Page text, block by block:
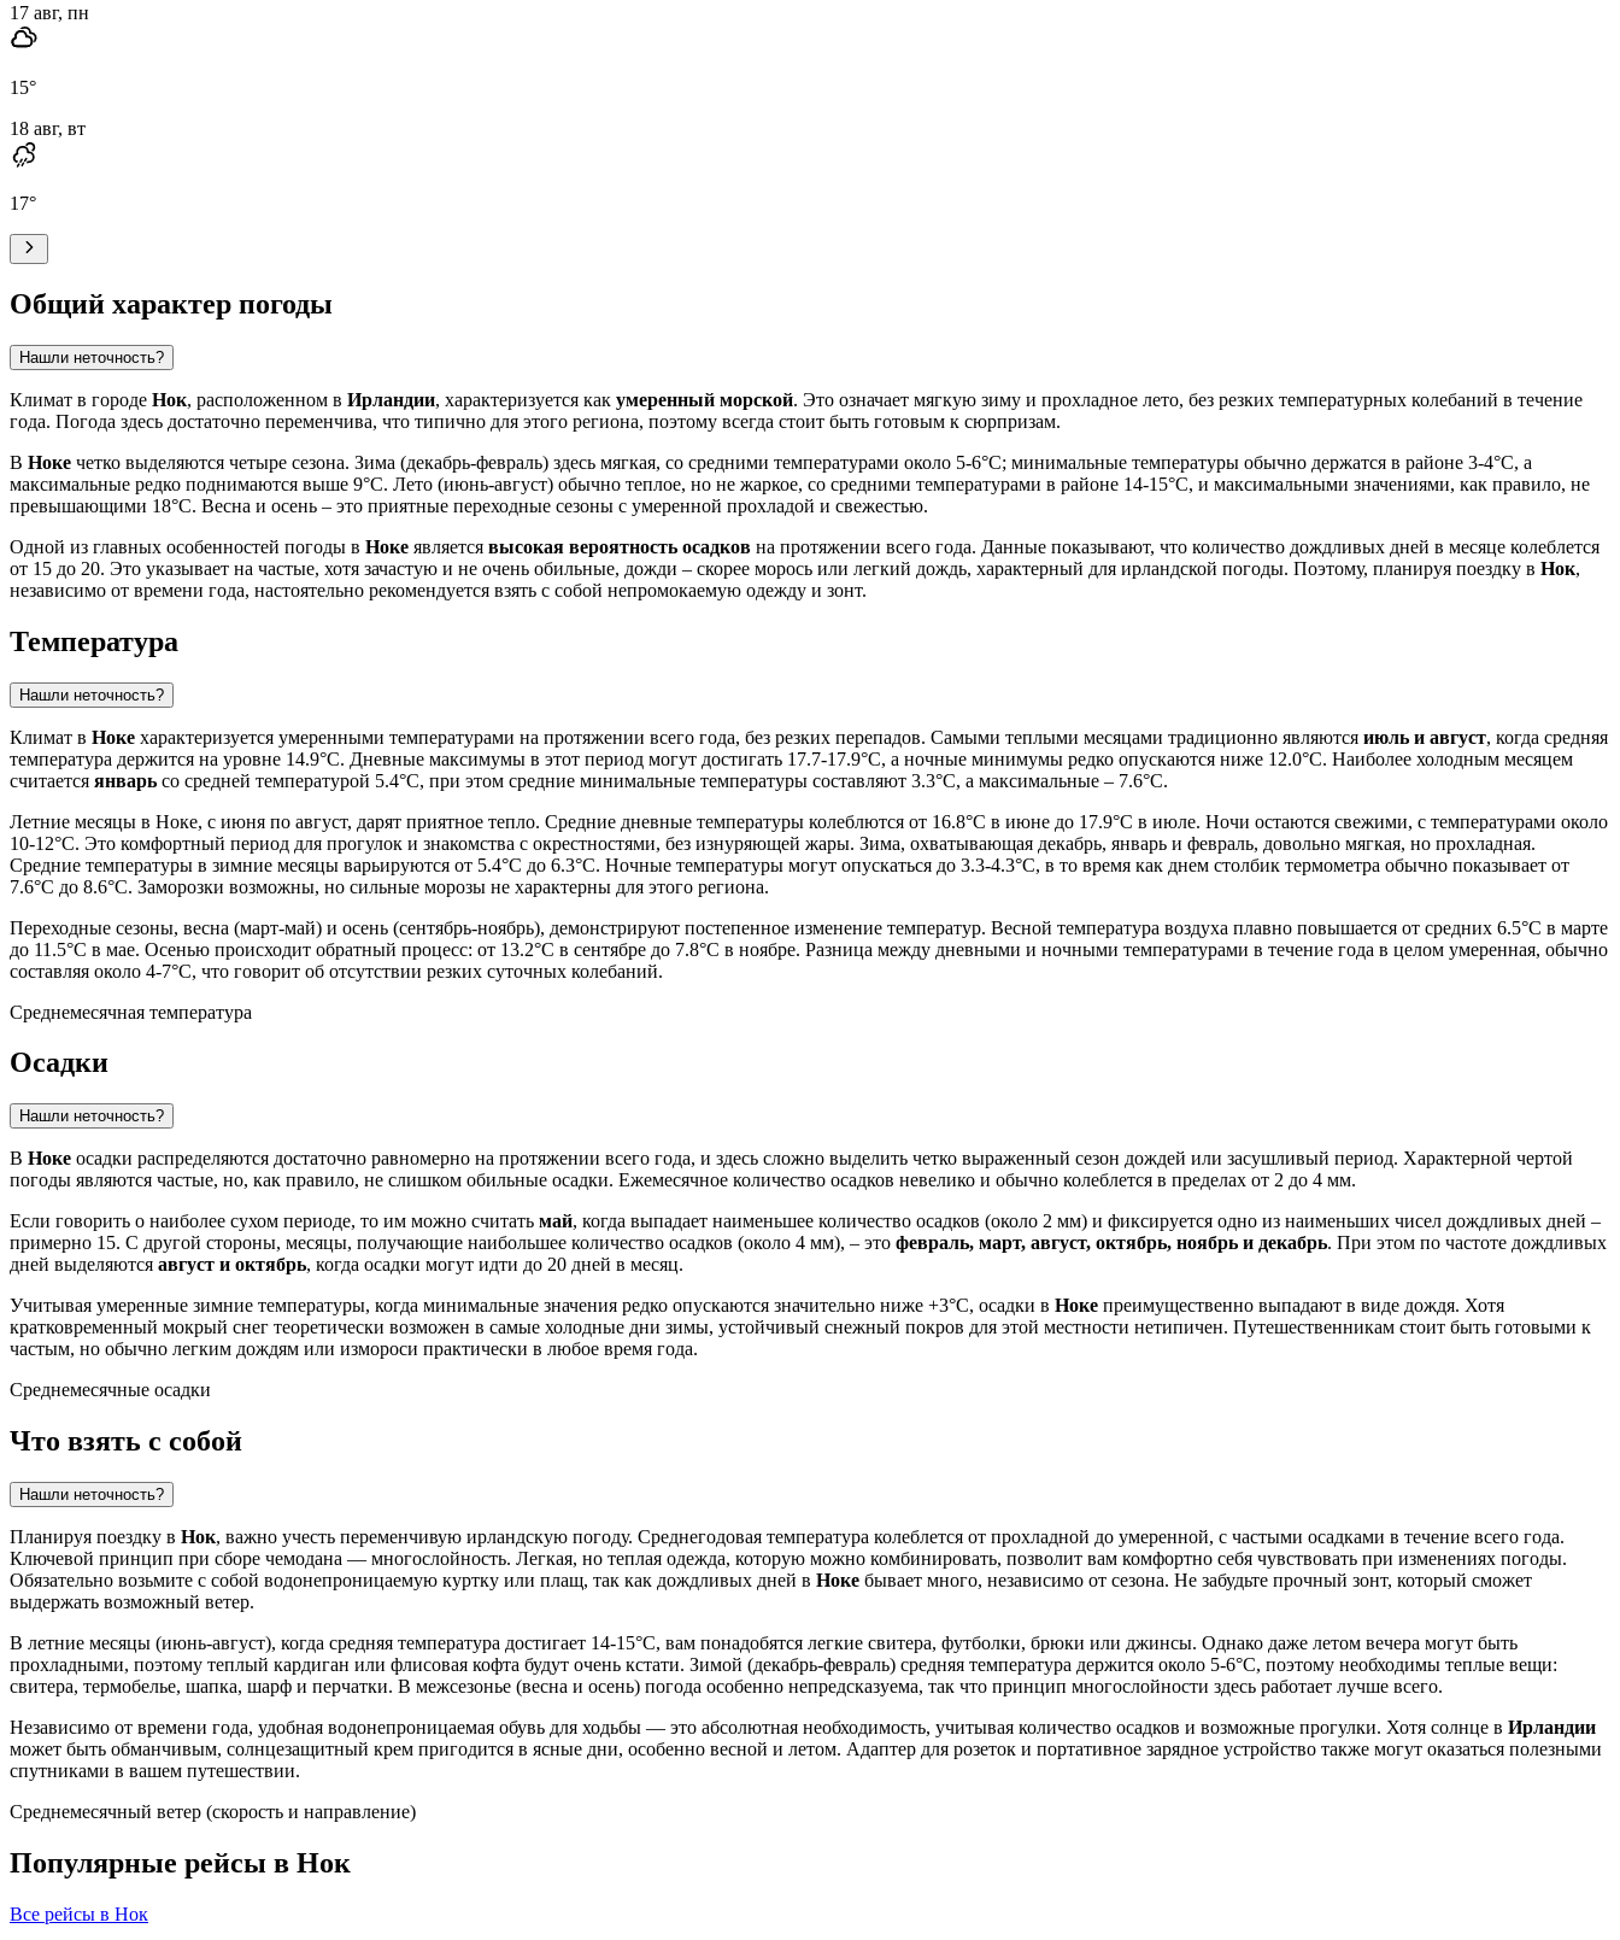
17 авг, пн
15°
18 авг, вт
17°
Общий характер погоды
Нашли неточность?
Климат в городе Нок, расположенном в Ирландии, характеризуется как умеренный морской. Это означает мягкую зиму и прохладное лето, без резких температурных колебаний в течение
года. Погода здесь достаточно переменчива, что типично для этого региона, поэтому всегда стоит быть готовым к сюрпризам.
В Ноке четко выделяются четыре сезона. Зима (декабрь-февраль) здесь мягкая, со средними температурами около 5-6°C; минимальные температуры обычно держатся в районе 3-4°C, а
максимальные редко поднимаются выше 9°C. Лето (июнь-август) обычно теплое, но не жаркое, со средними температурами в районе 14-15°C, и максимальными значениями, как правило, не
превышающими 18°C. Весна и осень – это приятные переходные сезоны с умеренной прохладой и свежестью.
Одной из главных особенностей погоды в Ноке является высокая вероятность осадков на протяжении всего года. Данные показывают, что количество дождливых дней в месяце колеблется
от 15 до 20. Это указывает на частые, хотя зачастую и не очень обильные, дожди – скорее морось или легкий дождь, характерный для ирландской погоды. Поэтому, планируя поездку в Нок,
независимо от времени года, настоятельно рекомендуется взять с собой непромокаемую одежду и зонт.
Температура
Нашли неточность?
Климат в Ноке характеризуется умеренными температурами на протяжении всего года, без резких перепадов. Самыми теплыми месяцами традиционно являются июль и август, когда средняя
температура держится на уровне 14.9°C. Дневные максимумы в этот период могут достигать 17.7-17.9°C, а ночные минимумы редко опускаются ниже 12.0°C. Наиболее холодным месяцем
считается январь со средней температурой 5.4°C, при этом средние минимальные температуры составляют 3.3°C, а максимальные – 7.6°C.
Летние месяцы в Ноке, с июня по август, дарят приятное тепло. Средние дневные температуры колеблются от 16.8°C в июне до 17.9°C в июле. Ночи остаются свежими, с температурами около
10-12°C. Это комфортный период для прогулок и знакомства с окрестностями, без изнуряющей жары. Зима, охватывающая декабрь, январь и февраль, довольно мягкая, но прохладная.
Средние температуры в зимние месяцы варьируются от 5.4°C до 6.3°C. Ночные температуры могут опускаться до 3.3-4.3°C, в то время как днем столбик термометра обычно показывает от
7.6°C до 8.6°C. Заморозки возможны, но сильные морозы не характерны для этого региона.
Переходные сезоны, весна (март-май) и осень (сентябрь-ноябрь), демонстрируют постепенное изменение температур. Весной температура воздуха плавно повышается от средних 6.5°C в марте
до 11.5°C в мае. Осенью происходит обратный процесс: от 13.2°C в сентябре до 7.8°C в ноябре. Разница между дневными и ночными температурами в течение года в целом умеренная, обычно
составляя около 4-7°C, что говорит об отсутствии резких суточных колебаний.
Среднемесячная температура
Осадки
Нашли неточность?
В Ноке осадки распределяются достаточно равномерно на протяжении всего года, и здесь сложно выделить четко выраженный сезон дождей или засушливый период. Характерной чертой
погоды являются частые, но, как правило, не слишком обильные осадки. Ежемесячное количество осадков невелико и обычно колеблется в пределах от 2 до 4 мм.
Если говорить о наиболее сухом периоде, то им можно считать май, когда выпадает наименьшее количество осадков (около 2 мм) и фиксируется одно из наименьших чисел дождливых дней –
примерно 15. С другой стороны, месяцы, получающие наибольшее количество осадков (около 4 мм), – это февраль, март, август, октябрь, ноябрь и декабрь. При этом по частоте дождливых
дней выделяются август и октябрь, когда осадки могут идти до 20 дней в месяц.
Учитывая умеренные зимние температуры, когда минимальные значения редко опускаются значительно ниже +3°C, осадки в Ноке преимущественно выпадают в виде дождя. Хотя
кратковременный мокрый снег теоретически возможен в самые холодные дни зимы, устойчивый снежный покров для этой местности нетипичен. Путешественникам стоит быть готовыми к
частым, но обычно легким дождям или измороси практически в любое время года.
Среднемесячные осадки
Что взять с собой
Нашли неточность?
Планируя поездку в Нок, важно учесть переменчивую ирландскую погоду. Среднегодовая температура колеблется от прохладной до умеренной, с частыми осадками в течение всего года.
Ключевой принцип при сборе чемодана — многослойность. Легкая, но теплая одежда, которую можно комбинировать, позволит вам комфортно себя чувствовать при изменениях погоды.
Обязательно возьмите с собой водонепроницаемую куртку или плащ, так как дождливых дней в Ноке бывает много, независимо от сезона. Не забудьте прочный зонт, который сможет
выдержать возможный ветер.
В летние месяцы (июнь-август), когда средняя температура достигает 14-15°C, вам понадобятся легкие свитера, футболки, брюки или джинсы. Однако даже летом вечера могут быть
прохладными, поэтому теплый кардиган или флисовая кофта будут очень кстати. Зимой (декабрь-февраль) средняя температура держится около 5-6°C, поэтому необходимы теплые вещи:
свитера, термобелье, шапка, шарф и перчатки. В межсезонье (весна и осень) погода особенно непредсказуема, так что принцип многослойности здесь работает лучше всего.
Независимо от времени года, удобная водонепроницаемая обувь для ходьбы — это абсолютная необходимость, учитывая количество осадков и возможные прогулки. Хотя солнце в Ирландии
может быть обманчивым, солнцезащитный крем пригодится в ясные дни, особенно весной и летом. Адаптер для розеток и портативное зарядное устройство также могут оказаться полезными
спутниками в вашем путешествии.
Среднемесячный ветер (скорость и направление)
Популярные рейсы в Нок
Все рейсы в Нок